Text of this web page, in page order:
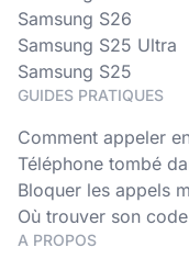
Samsung S26
Samsung S25 Ultra
Samsung S25
GUIDES PRATIQUES
Comment appeler
Téléphone tombé
Bloquer les appels
Où trouver son
A PROPOS